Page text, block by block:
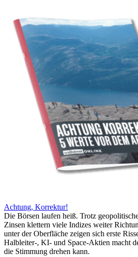
Achtung, Korrektur!
Die Börsen laufen heiß. Trotz
Zinsen klettern viele Indizes weiter
unter der Oberfläche zeigen sich erste
Halbleiter-, KI- und Space-Aktien macht
die Stimmung drehen kann.